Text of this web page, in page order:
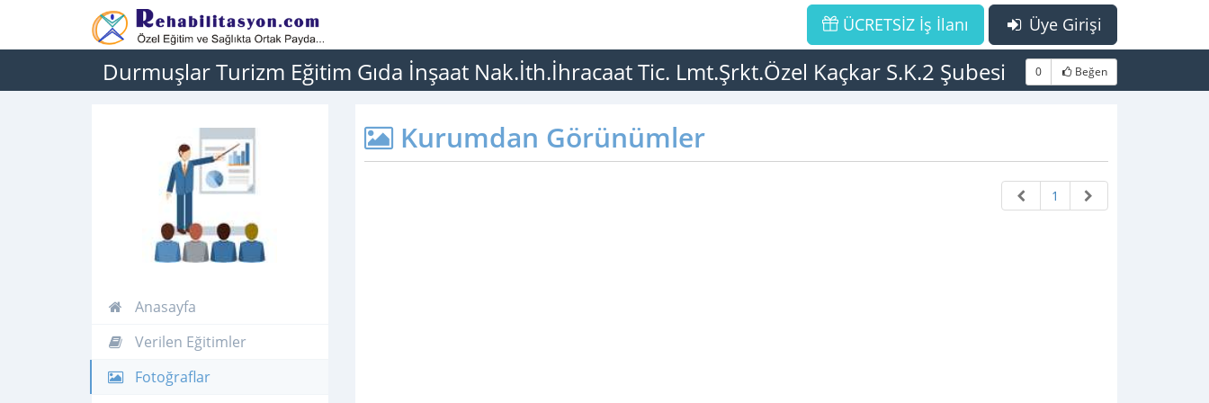
Üye Girişi
ÜCRETSİZ İş İlanı
Durmuşlar Turizm Eğitim Gıda İnşaat Nak.İth.İhracaat Tic. Lmt.Şrkt.Özel Kaçkar S.K.2 Şubesi 0 Beğen
Anasayfa
Verilen Eğitimler
Fotoğraflar
Kurumdan Görünümler
1